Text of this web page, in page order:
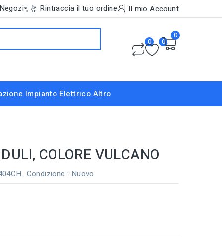
Rintraccia il tuo ordine Il mio Account
0 0
0
Impianto Elettrico Altro
COLORE VULCANO
Condizione : Nuovo